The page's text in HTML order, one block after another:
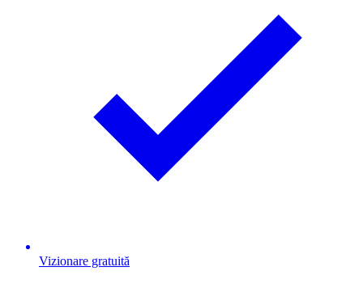
Vizionare gratuită